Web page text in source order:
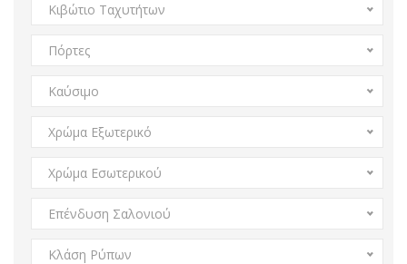
Κιβώτιο Ταχυτήτων
Πόρτες
Καύσιμο
Χρώμα Εξωτερικό
Χρώμα Εσωτερικού
Επένδυση Σαλονιού
Κλάση Ρύπων